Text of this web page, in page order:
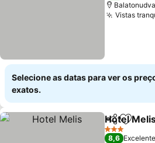
Vistas
Selecione as datas para ver os
exatos.
Partilhar
Hotel
3 Estrelas
8,6 Excelente